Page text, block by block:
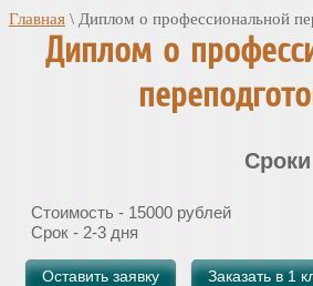
Главная \ Диплом о профессиональной
Диплом о
Стоимость - 15000 рублей
Срок - 2-3 дня
Оставить заявку Заказать в 1